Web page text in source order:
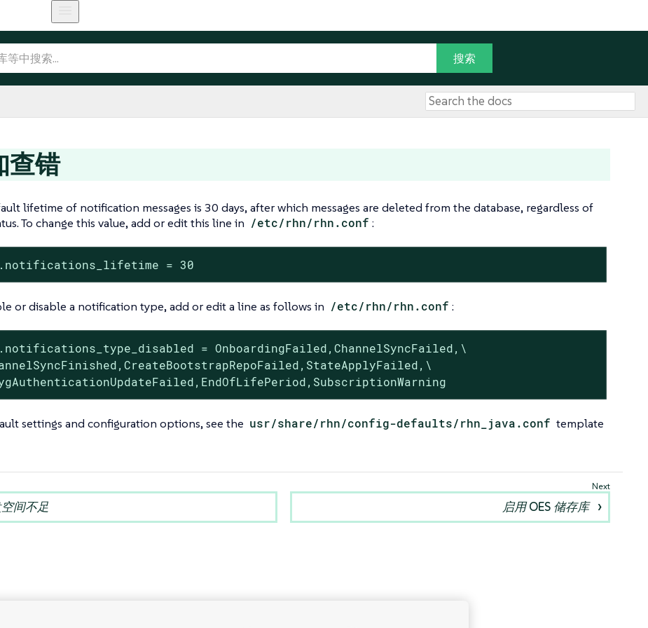
查错
lifetime of notification messages is 30 days, after which messages are deleted from the database, regardless of
To change this value, add or edit this line in /etc/rhn/rhn.conf :
= 30
or disable a notification type, add or edit a line as follows in /etc/rhn/rhn.conf :
= OnboardingFailed,ChannelSyncFailed,\
settings and configuration options, see the usr/share/rhn/config-defaults/rhn_java.conf template
间不足 启用 OES 储存库